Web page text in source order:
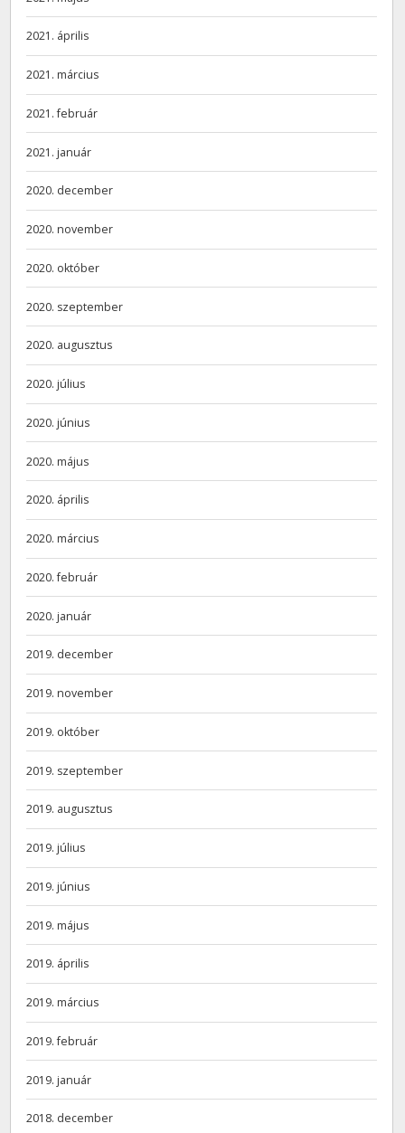
2021. április
2021. március
2021. február
2021. január
2020. december
2020. november
2020. október
2020. szeptember
2020. augusztus
2020. július
2020. június
2020. május
2020. április
2020. március
2020. február
2020. január
2019. december
2019. november
2019. október
2019. szeptember
2019. augusztus
2019. július
2019. június
2019. május
2019. április
2019. március
2019. február
2019. január
2018. december